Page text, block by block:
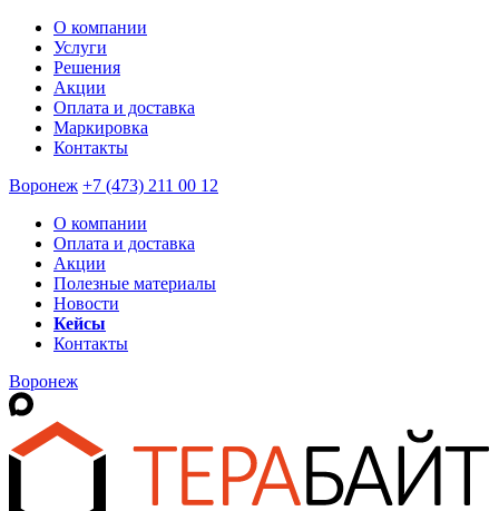
О компании
Услуги
Решения
Акции
Оплата и доставка
Маркировка
Контакты
Воронеж +7 (473) 211 00 12
О компании
Оплата и доставка
Акции
Полезные материалы
Новости
Кейсы
Контакты
Воронеж